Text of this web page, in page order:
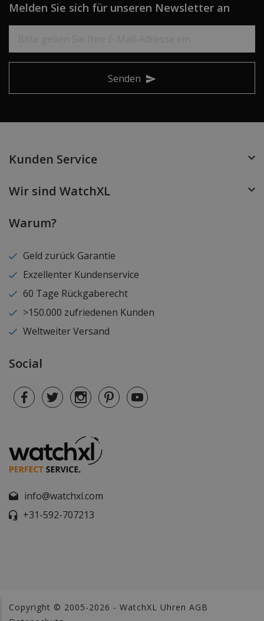
Melden Sie sich für unseren Newsletter an
Senden
Kunden Service
Wir sind WatchXL
Warum?
Geld zurück Garantie
Exzellenter Kundenservice
60 Tage Rückgaberecht
>150.000 zufriedenen Kunden
Weltweiter Versand
Social
info@watchxl.com
+31-592-707213
Copyright © 2005-2026 - WatchXL Uhren AGB